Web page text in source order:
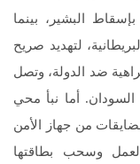
البشير، بينما
لتهديد صريح
ضد الدولة، وتصل
السودان. أما نبأ محي
من جهاز الأمن
وسحب بطاقتها